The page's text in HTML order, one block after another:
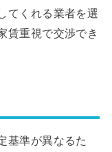
てくれる業者を選
賃重視で交渉でき
基準が異なるた